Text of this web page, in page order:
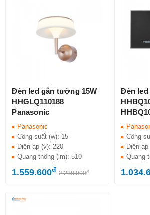
Đèn led gắn tường 15W
HHGLQ110188
Panasonic
Panasonic
Công suất (w): 15
Điện áp (v):220
Quang thông (lm):510
1.559.600đ 2.228.000đ
Đèn led
Công
Điện
Quang